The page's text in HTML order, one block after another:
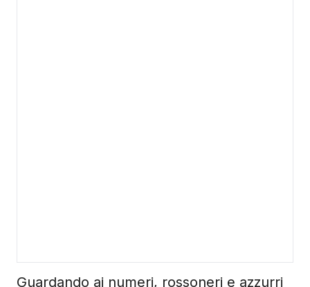
Guardando ai numeri, rossoneri e azzurri